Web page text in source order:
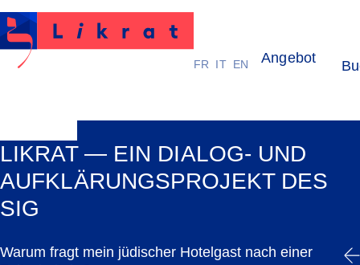
FR IT EN Angebot
LIKRAT — EIN DIALOG- UND
AUFKLÄRUNGSPROJEKT DES
SIG
Warum fragt mein jüdischer Hotelgast nach einer